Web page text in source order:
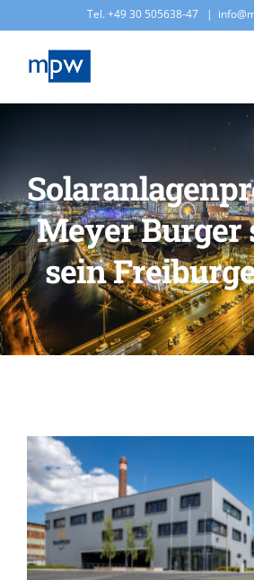
springen
Tel. +49 30 505638-47 |
Meyer Burger
sein
Zeige
grösseres
Bild